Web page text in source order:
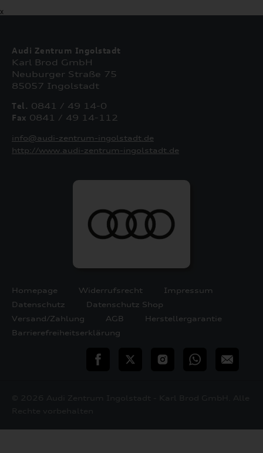
X
Audi Zentrum Ingolstadt
Karl Brod GmbH
Neuburger Straße 75
85057 Ingolstadt
Tel. 0841 / 49 14-0
Fax 0841 / 49 14-112
info@audi-zentrum-ingolstadt.de
http://www.audi-zentrum-ingolstadt.de
Homepage Widerrufsrecht
Impressum
Datenschutz
Datenschutz Shop
Versand/Zahlung
AGB
Herstellergarantie
Barrierefreiheitserklärung
teilen Twitter InstagramWhatsApp
E-